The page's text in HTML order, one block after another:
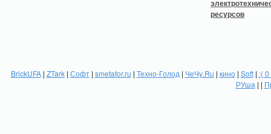
BrickUFA| ZTark| Софт| smetafor.ru | Техно-Голод | ЧеЧу.Ru | кино| Soft| :(
РУша | |